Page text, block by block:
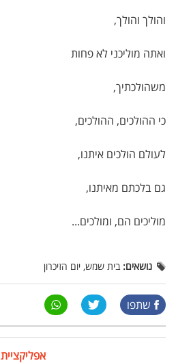
והולך והולך,
ואתה מוליכני לא פחות
משהולכתיך,
כי ההולכים, ההולכים,
לעולם הולכים איתנו,
גם בלכתם מאיתנו,
מוליכים הם, ומולכים...
נושאים: בית שמש, יום הזיכרון
שתפו
אפליקציית